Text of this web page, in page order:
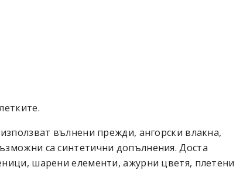
вълнени прежди, ангорски влакна,
са синтетични допълнения. Доста
шарени елементи, ажурни цветя, плетени